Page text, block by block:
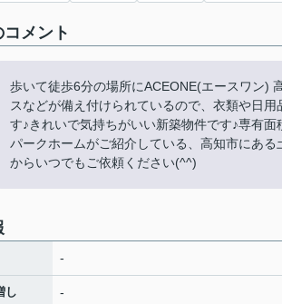
メント
歩いて徒歩6分の場所にACEONE(エースワン)
スなどが備え付けられているので、衣類や日
す♪きれいで気持ちがいい新築物件です♪専有
パークホームがご紹介している、高知市にあ
からいつでもご依頼ください(^^)
-
し -